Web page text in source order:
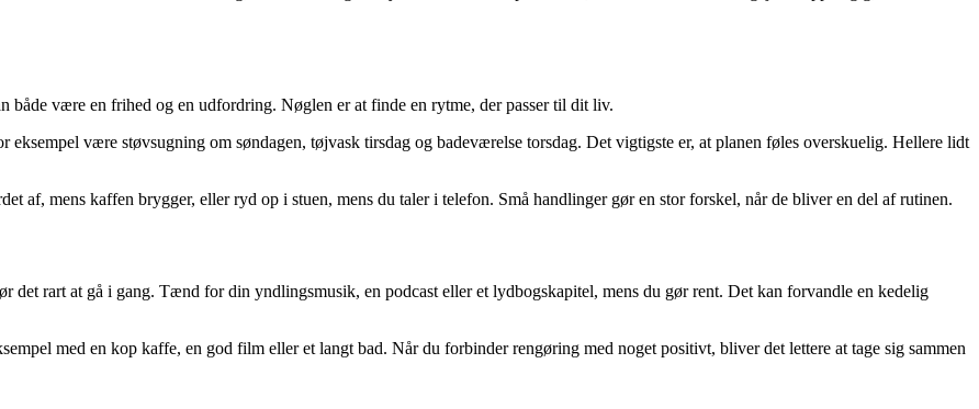
være en frihed og en udfordring. Nøglen er at finde en rytme, der passer til dit liv.
være støvsugning om søndagen, tøjvask tirsdag og badeværelse torsdag. Det vigtigste er, at planen føles overskuelig. Hellere lidt
af, mens kaffen brygger, eller ryd op i stuen, mens du taler i telefon. Små handlinger gør en stor forskel, når de bliver en del af rutinen.
det rart at gå i gang. Tænd for din yndlingsmusik, en podcast eller et lydbogskapitel, mens du gør rent. Det kan forvandle en kedelig
med en kop kaffe, en god film eller et langt bad. Når du forbinder rengøring med noget positivt, bliver det lettere at tage sig sammen